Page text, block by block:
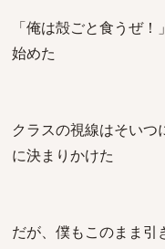
「俺は殻ごと食うぜ
始めた
クラスの視線はそい
に決まりかけた
だが、僕もこのまま引